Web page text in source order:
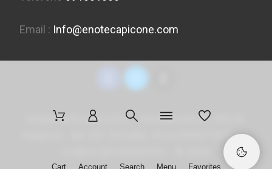
Email : Info@enotecapicone.com
Enoteca Picone S.R.L. - Via Marconi 36, 90141
Palermo - tel. 091 331300 - P.Iva 05957150823 -
Cart Account Search Menu Favorites